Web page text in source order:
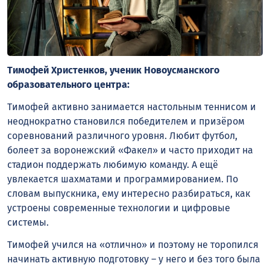
Тимофей Христенков, ученик Новоусманского
образовательного центра:
Тимофей активно занимается настольным теннисом и
неоднократно становился победителем и призёром
соревнований различного уровня. Любит футбол,
болеет за воронежский «Факел» и часто приходит на
стадион поддержать любимую команду. А ещё
увлекается шахматами и программированием. По
словам выпускника, ему интересно разбираться, как
устроены современные технологии и цифровые
системы.
Тимофей учился на «отлично» и поэтому не торопился
начинать активную подготовку – у него и без того была